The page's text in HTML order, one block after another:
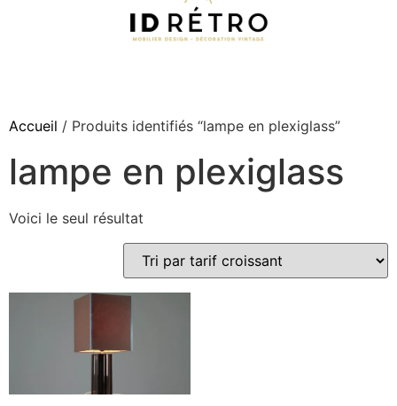
Accueil / Produits identifiés “lampe en plexiglass”
lampe en plexiglass
Voici le seul résultat